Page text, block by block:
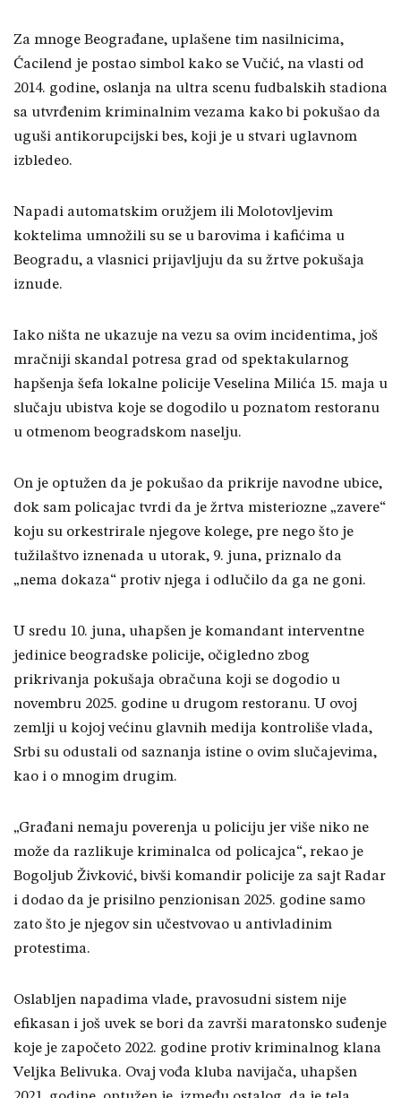
Za mnoge Beograđane, uplašene tim nasilnicima,
Ćacilend je postao simbol kako se Vučić, na vlasti od
2014. godine, oslanja na ultra scenu fudbalskih stadiona
sa utvrđenim kriminalnim vezama kako bi pokušao da
uguši antikorupcijski bes, koji je u stvari uglavnom
izbledeo.
Napadi automatskim oružjem ili Molotovljevim
koktelima umnožili su se u barovima i kafićima u
Beogradu, a vlasnici prijavljuju da su žrtve pokušaja
iznude.
Iako ništa ne ukazuje na vezu sa ovim incidentima, još
mračniji skandal potresa grad od spektakularnog
hapšenja šefa lokalne policije Veselina Milića 15. maja u
slučaju ubistva koje se dogodilo u poznatom restoranu
u otmenom beogradskom naselju.
On je optužen da je pokušao da prikrije navodne ubice,
dok sam policajac tvrdi da je žrtva misteriozne „zavere“
koju su orkestrirale njegove kolege, pre nego što je
tužilaštvo iznenada u utorak, 9. juna, priznalo da
„nema dokaza“ protiv njega i odlučilo da ga ne goni.
U sredu 10. juna, uhapšen je komandant interventne
jedinice beogradske policije, očigledno zbog
prikrivanja pokušaja obračuna koji se dogodio u
novembru 2025. godine u drugom restoranu. U ovoj
zemlji u kojoj većinu glavnih medija kontroliše vlada,
Srbi su odustali od saznanja istine o ovim slučajevima,
kao i o mnogim drugim.
„Građani nemaju poverenja u policiju jer više niko ne
može da razlikuje kriminalca od policajca“, rekao je
Bogoljub Živković, bivši komandir policije za sajt Radar
i dodao da je prisilno penzionisan 2025. godine samo
zato što je njegov sin učestvovao u antivladinim
protestima.
Oslabljen napadima vlade, pravosudni sistem nije
efikasan i još uvek se bori da završi maratonsko suđenje
koje je započeto 2022. godine protiv kriminalnog klana
Veljka Belivuka. Ovaj vođa kluba navijača, uhapšen